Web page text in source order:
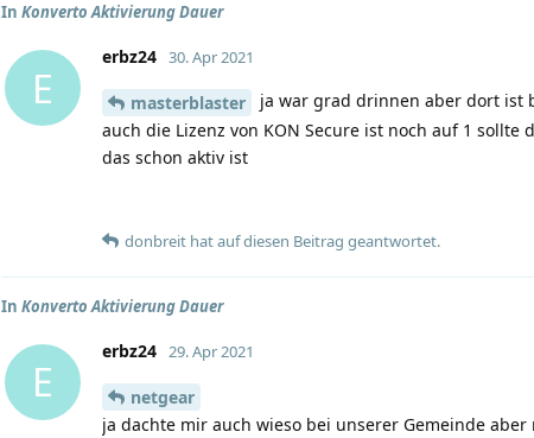
In Konverto Aktivierung Dauer
E
erbz24 30. Apr 2021
masterblaster
ja war grad drinnen aber dort ist
auch die Lizenz von KON Secure ist noch auf 1
das schon aktiv ist
donbreit hatauf diesen Beitrag geantwortet.
In Konverto Aktivierung Dauer
E
erbz24 29. Apr 2021
netgear
ja dachte mir auch wieso bei unserer Gemeinde aber